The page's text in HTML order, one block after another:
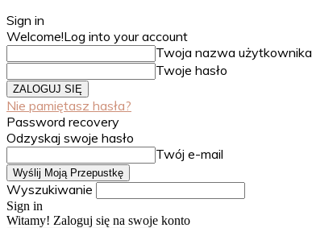
Sign in
Welcome!Log into your account
Twoja nazwa użytkownika
Twoje hasło
Nie pamiętasz hasła?
Password recovery
Odzyskaj swoje hasło
Twój e-mail
Wyszukiwanie
Sign in
Witamy! Zaloguj się na swoje konto